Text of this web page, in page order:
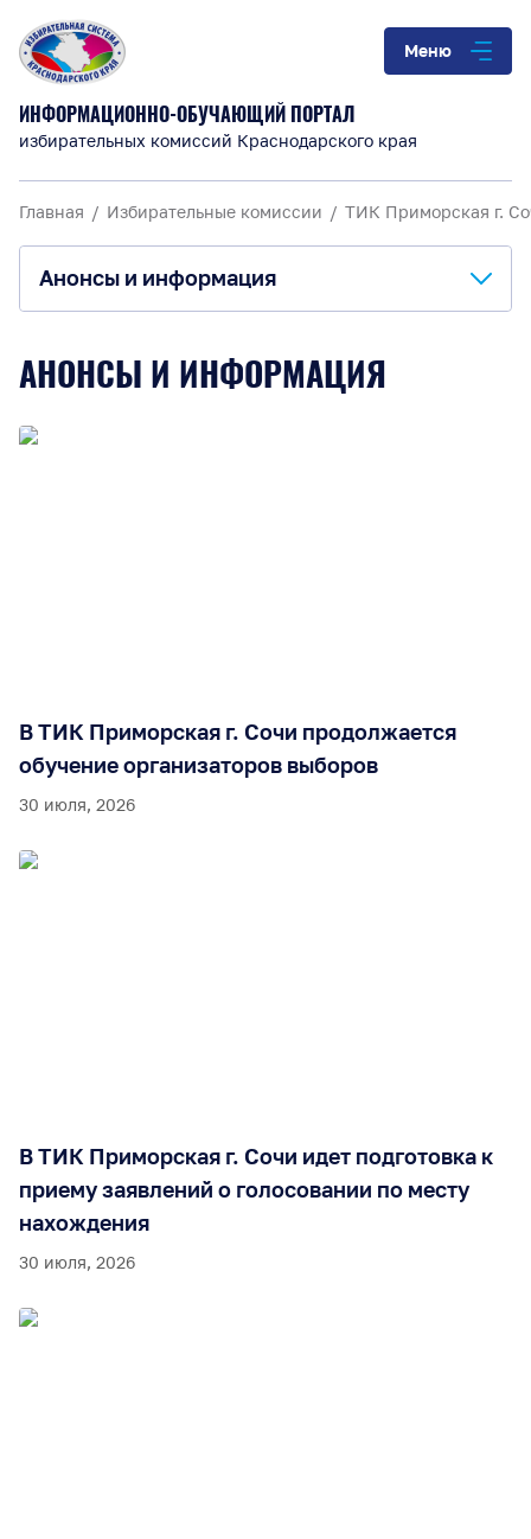
Меню
ИНФОРМАЦИОННО-ОБУЧАЮЩИЙ ПОРТАЛ
избирательных комиссий Краснодарского края
Главная Избирательные комиссии ТИК Приморская г.
Анонсы и информация
АНОНСЫ И ИНФОРМАЦИЯ
В ТИК Приморская г. Сочи продолжается
обучение организаторов выборов
30 июля, 2026
В ТИК Приморская г. Сочи идет подготовка к
приему заявлений о голосовании по месту
нахождения
30 июля, 2026